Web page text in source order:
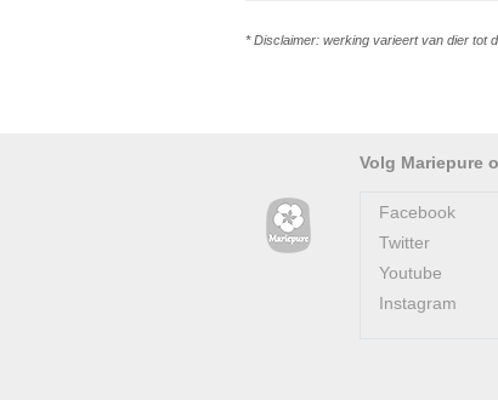
* Disclaimer: werking varieert van dier tot
Volg Mariepure
Facebook
Twitter
Youtube
Instagram